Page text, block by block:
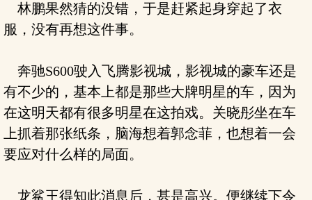
林鹏果然猜的没错，于是赶紧起身穿起了衣
服，没有再想这件事。
奔驰S600驶入飞腾影视城，影视城的豪车还是
有不少的，基本上都是那些大牌明星的车，因为
在这明天都有很多明星在这拍戏。关晓彤坐在车
上抓着那张纸条，脑海想着郭念菲，也想着一会
要应对什么样的局面。
龙鲨王得知此消息后，甚是高兴。便继续下令